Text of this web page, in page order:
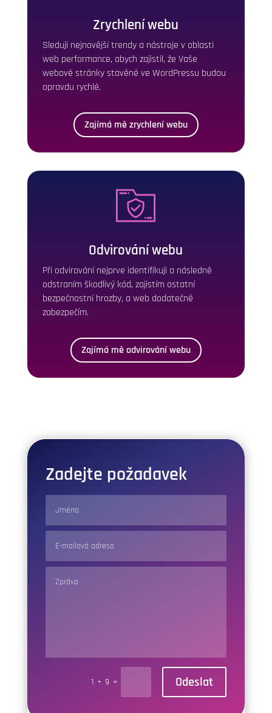
Zrychlení webu
Sleduji nejnovější trendy a nástroje v oblasti
web performance, abych zajistil, že Vaše
webové stránky stavěné ve WordPressu budou
opravdu rychlé.
Zajímá mě zrychlení webu
Odvirování webu
Při odvirování nejprve identifikuji a následně
odstraním škodlivý kód, zajistím ostatní
bezpečnostní hrozby, a web dodatečně
zabezpečím.
Zajímá mě odvirování webu
Zadejte požadavek
1 + 9 = Odeslat